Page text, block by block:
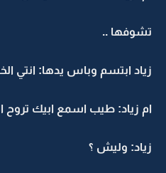
تشوفها ..
زياد ابتسم وباس يدها: انتي
ام زياد: طيب اسمع ابيك تروح
زياد: وليش ؟